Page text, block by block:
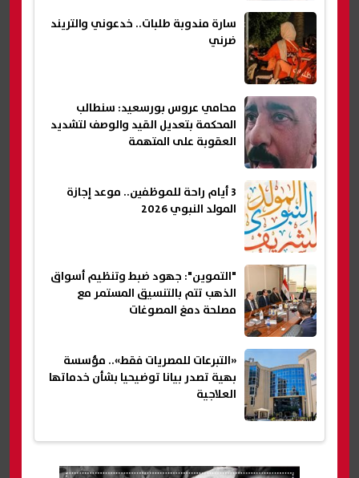
سارة مندوبة طلبات.. خدعوني والتريند
ضرني
محامي عروس بورسعيد: سنطالب
المحكمة بتعديل القيد والوصف لتشديد
العقوبة على المتهمة
3 أيام راحة للموظفين.. موعد إجازة
المولد النبوي 2026
"التموين": جهود ضبط وتنظيم أسواق
الذهب تتم بالتنسيق المستمر مع
مصلحة دمغ المصوغات
«التبرعات للمصريات فقط».. مؤسسة
بهية تصدر بيانا توضيحيا بشأن خدماتها
العلاجية